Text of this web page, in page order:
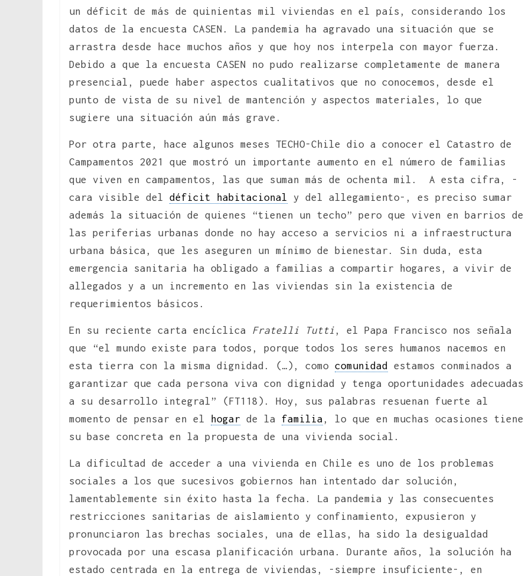
un déficit de más de quinientas mil viviendas en el país, considerando los
datos de la encuesta CASEN. La pandemia ha agravado una situación que se
arrastra desde hace muchos años y que hoy nos interpela con mayor fuerza.
Debido a que la encuesta CASEN no pudo realizarse completamente de manera
presencial, puede haber aspectos cualitativos que no conocemos, desde el
punto de vista de su nivel de mantención y aspectos materiales, lo que
sugiere una situación aún más grave.
Por otra parte, hace algunos meses TECHO-Chile dio a conocer el Catastro de
Campamentos 2021 que mostró un importante aumento en el número de familias
que viven en campamentos, las que suman más de ochenta mil. A esta cifra, -
cara visible del déficit habitacional y del allegamiento-, es preciso sumar
además la situación de quienes “tienen un techo” pero que viven en barrios de
las periferias urbanas donde no hay acceso a servicios ni a infraestructura
urbana básica, que les aseguren un mínimo de bienestar. Sin duda, esta
emergencia sanitaria ha obligado a familias a compartir hogares, a vivir de
allegados y a un incremento en las viviendas sin la existencia de
requerimientos básicos.
En su reciente carta encíclica Fratelli Tutti , el Papa Francisco nos señala
que “el mundo existe para todos, porque todos los seres humanos nacemos en
esta tierra con la misma dignidad. (…), como comunidad estamos conminados a
garantizar que cada persona viva con dignidad y tenga oportunidades adecuadas
a su desarrollo integral” (FT118). Hoy, sus palabras resuenan fuerte al
momento de pensar en el hogar de la familia , lo que en muchas ocasiones tiene
su base concreta en la propuesta de una vivienda social.
La dificultad de acceder a una vivienda en Chile es uno de los problemas
sociales a los que sucesivos gobiernos han intentado dar solución,
lamentablemente sin éxito hasta la fecha. La pandemia y las consecuentes
restricciones sanitarias de aislamiento y confinamiento, expusieron y
pronunciaron las brechas sociales, una de ellas, ha sido la desigualdad
provocada por una escasa planificación urbana. Durante años, la solución ha
estado centrada en la entrega de viviendas, -siempre insuficiente-, en